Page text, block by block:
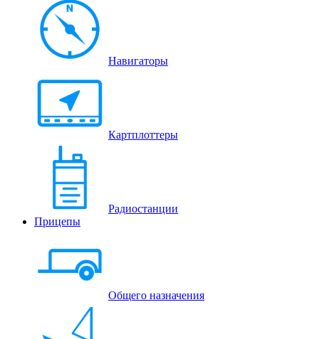
Навигаторы
Картплоттеры
Радиостанции
Прицепы
Общего назначения